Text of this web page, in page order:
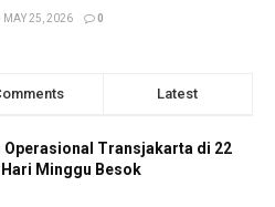
MAY 25, 2026 0
Latest
Operasional Transjakarta di 22
Hari Minggu Besok